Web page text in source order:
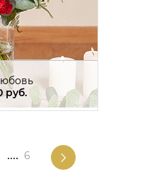
руб.
.... 6